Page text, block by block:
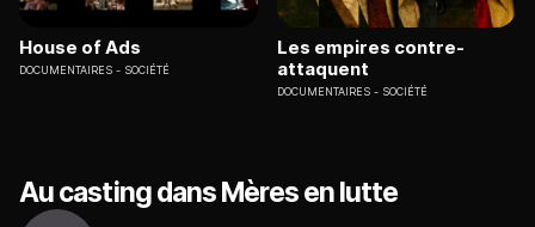
House of Ads
DOCUMENTAIRES SOCIÉTÉ
Les empires contre-
attaquent
DOCUMENTAIRES SOCIÉTÉ
Au casting dans Mères en lutte